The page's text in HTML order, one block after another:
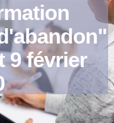
9 février